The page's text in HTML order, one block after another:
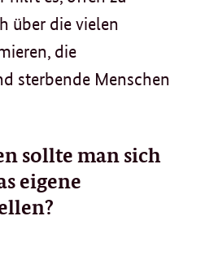
über die vielen
die
sterbende Menschen
sollte man sich
eigene